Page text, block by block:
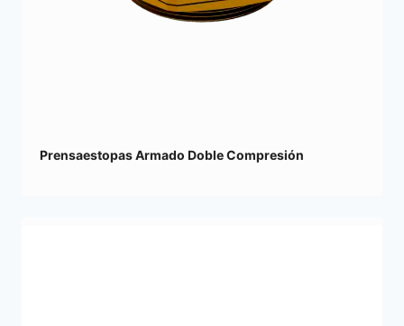
Prensaestopas Armado Doble Compresión